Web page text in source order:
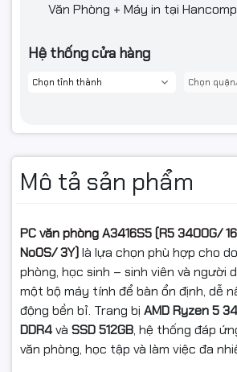
Văn Phòng + Máy in tại
Hệ thống cửa hàng
Mô tả sản phẩm
PC văn phòng A3416S5 (R5 3400G/
NoOS/ 3Y)là lựa chọn phù hợp cho
phòng, học sinh – sinh viên và người
một bộ máy tính để bàn ổn định, dễ
động bền bỉ. Trang bị AMD Ryzen 5
DDR4và SSD 512GB, hệ thống đáp
văn phòng, học tập và làm việc đa